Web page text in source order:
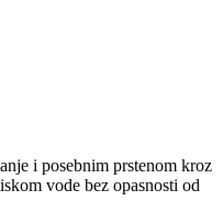
i posebnim prstenom kroz
vode bez opasnosti od